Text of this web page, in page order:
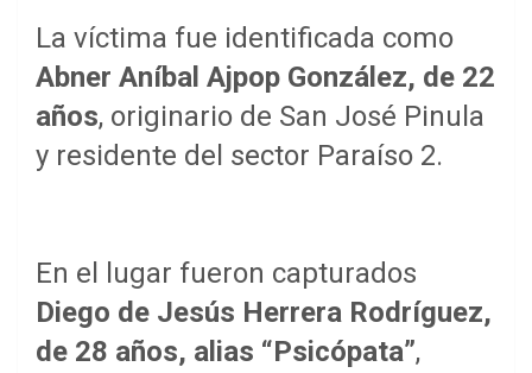
La víctima fue identificada como
Abner Aníbal Ajpop González, de 22
años, originario de San José Pinula
y residente del sector Paraíso 2.
En el lugar fueron capturados
Diego de Jesús Herrera Rodríguez,
de 28 años, alias “Psicópata”,